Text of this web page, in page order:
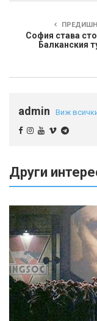
София става
Балканския
admin Виж
Други